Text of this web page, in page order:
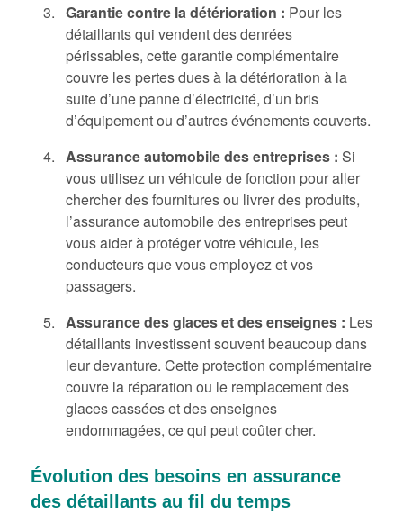
Garantie contre la détérioration : Pour les
détaillants qui vendent des denrées
périssables, cette garantie complémentaire
couvre les pertes dues à la détérioration à la
suite d’une panne d’électricité, d’un bris
d’équipement ou d’autres événements couverts.
Assurance automobile des entreprises : Si
vous utilisez un véhicule de fonction pour aller
chercher des fournitures ou livrer des produits,
l’assurance automobile des entreprises peut
vous aider à protéger votre véhicule, les
conducteurs que vous employez et vos
passagers.
Assurance des glaces et des enseignes : Les
détaillants investissent souvent beaucoup dans
leur devanture. Cette protection complémentaire
couvre la réparation ou le remplacement des
glaces cassées et des enseignes
endommagées, ce qui peut coûter cher.
Évolution des besoins en assurance
des détaillants au fil du temps